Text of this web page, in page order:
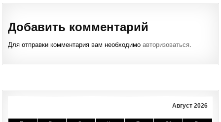
Добавить комментарий
Для отправки комментария вам необходимоавторизоваться.
Август 2026